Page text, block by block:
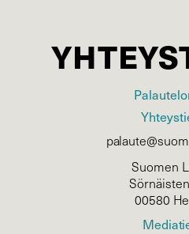
Suomen
00580